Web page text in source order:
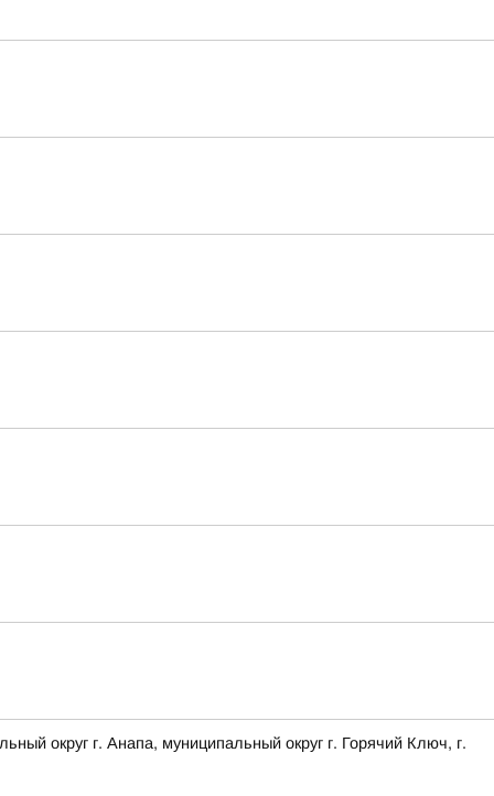
округ г. Анапа, муниципальный округ г. Горячий Ключ, г.